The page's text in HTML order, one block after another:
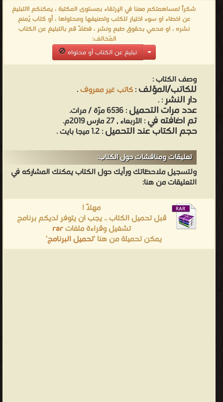
في محاكمات الجرائم، أو الاتصال بشكل مجهول بالسلطات للإدلاء
بمعلومات تفيد مسار التحقيق في القضايا العالقة. كما أن المجرمين
بشكل عام يحاولون إبقاء أنفسهم مجهولي الهوية سواء من أجل منع
إشهار حقيقة ارتكابهم للجريمة أو لتجنب القبض عليهم.
من كتب طب بيطرى - مكتبة كتب الطب.
شكراً لمساهمتكم معنا في الإرتقاء بمستوى المكتبة ، يمكنكم االتبليغ
عن اخطاء او سوء اختيار للكتب وتصنيفها ومحتواها ، أو كتاب يُمنع
نشره ، او محمي بحقوق طبع ونشر ، فضلاً قم بالتبليغ عن الكتاب
المُخالف:
تبليغ عن الكتاب أو محتواه
وصف الكتاب :
للكاتب/المؤلف:كاتب غير معروف.
دار النشر:
.
عدد مرات التحميل: 6536 مرّة / مرات.
تم اضافته في: الأربعاء , 27 مارس 2019م.
حجم الكتاب عند التحميل: 1.2 ميجا بايت .
تعليقات ومناقشات حول الكتاب:
ولتسجيل ملاحظاتك ورأيك حول الكتاب يمكنك المشاركه في
التعليقات من هنا:
مهلاً !
قبل تحميل الكتاب .. يجب ان يتوفر لديكم برنامج
تشغيل وقراءة ملفاتrar
يمكن تحميلة من هنا 'تحميل البرنامج'